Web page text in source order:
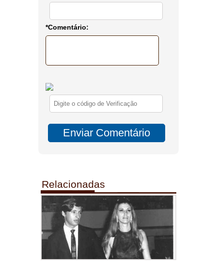
*Comentário:
Relacionadas